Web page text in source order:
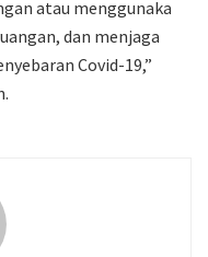
atau menggunaka
dan menjaga
Covid-19,”